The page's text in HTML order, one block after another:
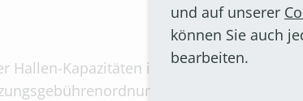
Hallen-Kapazitäten ist kostenfrei. Die
der Stadt Bornheim.
und auf unserer
können Sie auch
bearbeiten.